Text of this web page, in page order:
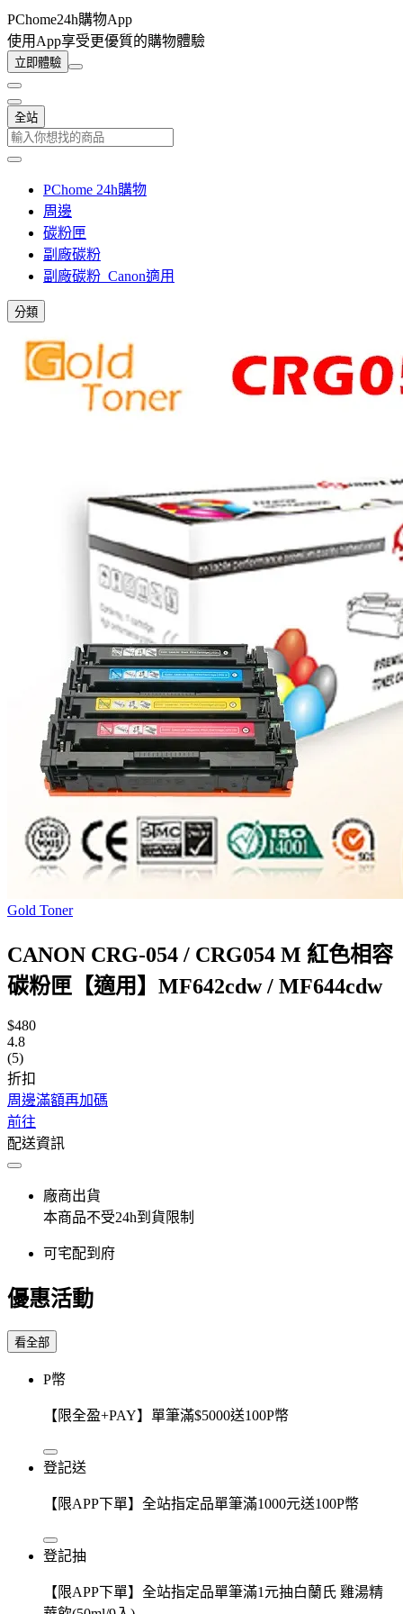
PChome24h購物App
使用App享受更優質的購物體驗
立即體驗
全站
PChome 24h購物
周邊
碳粉匣
副廠碳粉
副廠碳粉_Canon適用
分類
Gold Toner
CANON CRG-054 / CRG054 M 紅色相容
碳粉匣【適用】MF642cdw / MF644cdw
$480
4.8
(5)
折扣
周邊滿額再加碼
前往
配送資訊
廠商出貨
本商品不受24h到貨限制
可宅配到府
優惠活動
看全部
P幣
【限全盈+PAY】單筆滿$5000送100P幣
登記送
【限APP下單】全站指定品單筆滿1000元送100P幣
登記抽
【限APP下單】全站指定品單筆滿1元抽白蘭氏 雞湯精